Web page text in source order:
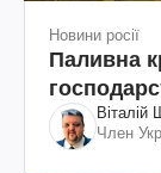
Новини росії
Паливна
Віталій
Член